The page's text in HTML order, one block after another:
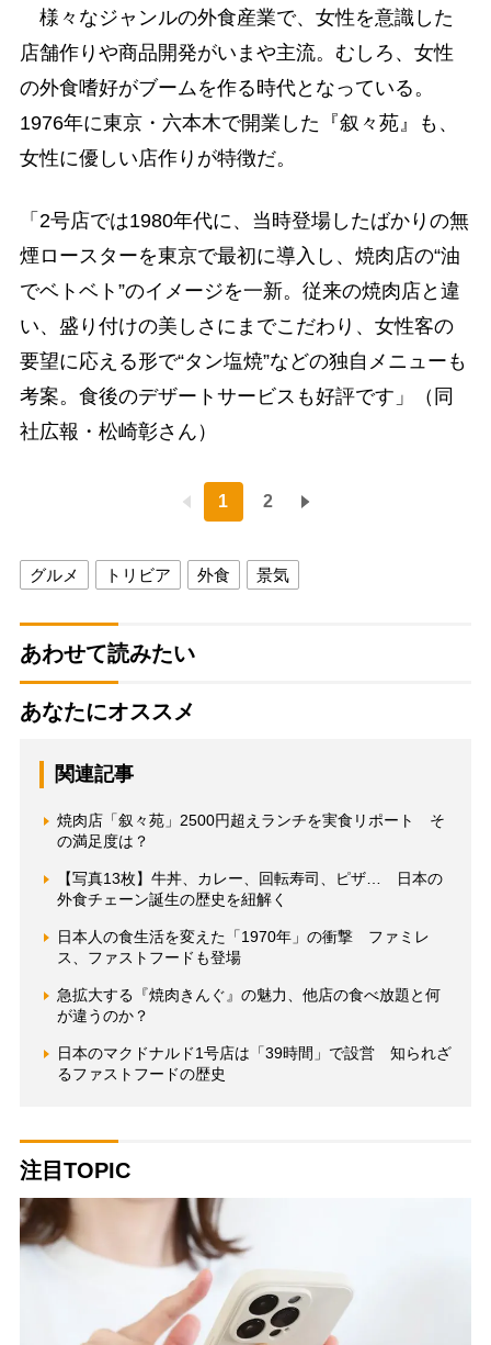
様々なジャンルの外食産業で、女性を意識した
店舗作りや商品開発がいまや主流。むしろ、女性
の外食嗜好がブームを作る時代となっている。
1976年に東京・六本木で開業した『叙々苑』も、
女性に優しい店作りが特徴だ。
「2号店では1980年代に、当時登場したばかりの無
煙ロースターを東京で最初に導入し、焼肉店の“油
でベトベト”のイメージを一新。従来の焼肉店と違
い、盛り付けの美しさにまでこだわり、女性客の
要望に応える形で“タン塩焼”などの独自メニューも
考案。食後のデザートサービスも好評です」（同
社広報・松崎彰さん）
1 2
グルメ トリビア 外食 景気
あわせて読みたい
あなたにオススメ
関連記事
焼肉店「叙々苑」2500円超えランチを実食リポート そ
の満足度は？
【写真13枚】牛丼、カレー、回転寿司、ピザ… 日本の
外食チェーン誕生の歴史を紐解く
日本人の食生活を変えた「1970年」の衝撃 ファミレ
ス、ファストフードも登場
急拡大する『焼肉きんぐ』の魅力、他店の食べ放題と何
が違うのか？
日本のマクドナルド1号店は「39時間」で設営 知られざ
るファストフードの歴史
注目TOPIC